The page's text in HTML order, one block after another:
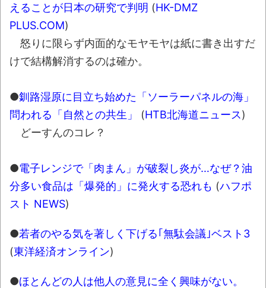
えることが日本の研究で判明 (HK-DMZ
PLUS.COM)
怒りに限らず内面的なモヤモヤは紙に書き出すだ
けで結構解消するのは確か。
●釧路湿原に目立ち始めた「ソーラーパネルの海」
問われる「自然との共生」
(HTB北海道ニュース)
どーすんのコレ？
●電子レンジで「肉まん」が破裂し炎が…なぜ？油
分多い食品は「爆発的」に発火する恐れも (ハフポ
スト NEWS)
●若者のやる気を著しく下げる｢無駄会議｣ベスト3
(東洋経済オンライン)
●ほとんどの人は他人の意見に全く興味がない。